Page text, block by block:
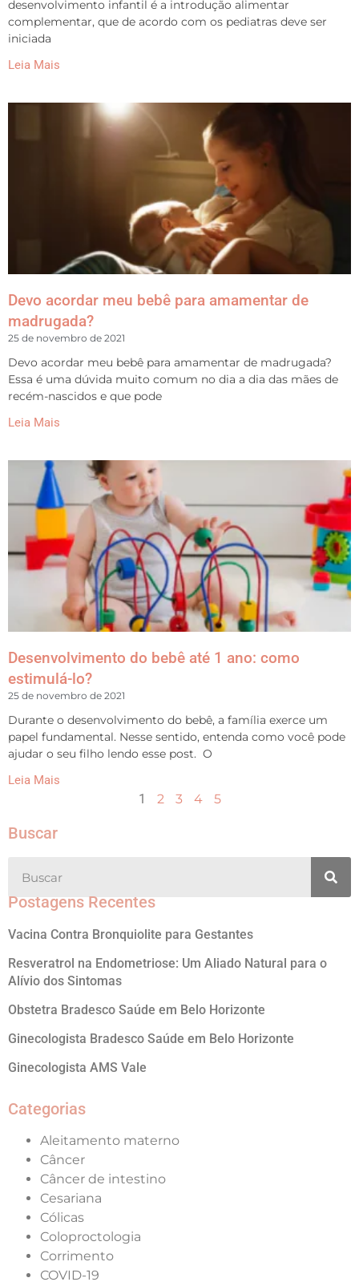
desenvolvimento infantil é a introdução alimentar
complementar, que de acordo com os pediatras deve ser
iniciada
Leia Mais
Devo acordar meu bebê para amamentar de
madrugada?
25 de novembro de 2021
Devo acordar meu bebê para amamentar de madrugada?
Essa é uma dúvida muito comum no dia a dia das mães de
recém-nascidos e que pode
Leia Mais
Desenvolvimento do bebê até 1 ano: como
estimulá-lo?
25 de novembro de 2021
Durante o desenvolvimento do bebê, a família exerce um
papel fundamental. Nesse sentido, entenda como você pode
ajudar o seu filho lendo esse post. O
Leia Mais
1 2 3 4 5
Buscar
Postagens Recentes
Vacina Contra Bronquiolite para Gestantes
Resveratrol na Endometriose: Um Aliado Natural para o
Alívio dos Sintomas
Obstetra Bradesco Saúde em Belo Horizonte
Ginecologista Bradesco Saúde em Belo Horizonte
Ginecologista AMS Vale
Categorias
Aleitamento materno
Câncer
Câncer de intestino
Cesariana
Cólicas
Coloproctologia
Corrimento
COVID-19